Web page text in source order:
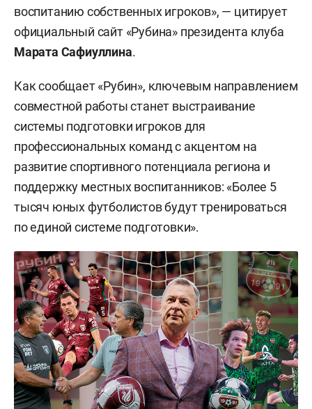
воспитанию собственных игроков», — цитирует
официальный сайт «Рубина» президента клуба
Марата Сафиуллина.
Как сообщает «Рубин», ключевым направлением
совместной работы станет выстраивание
системы подготовки игроков для
профессиональных команд с акцентом на
развитие спортивного потенциала региона и
поддержку местных воспитанников: «Более 5
тысяч юных футболистов будут тренироваться
по единой системе подготовки».